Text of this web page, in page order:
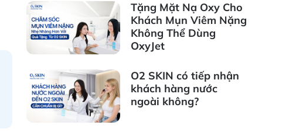
Tặng Mặt Nạ Oxy Cho
Khách Mụn Viêm Nặng
Không Thể Dùng
OxyJet
O2 SKIN có tiếp nhận
khách hàng nước
ngoài không?